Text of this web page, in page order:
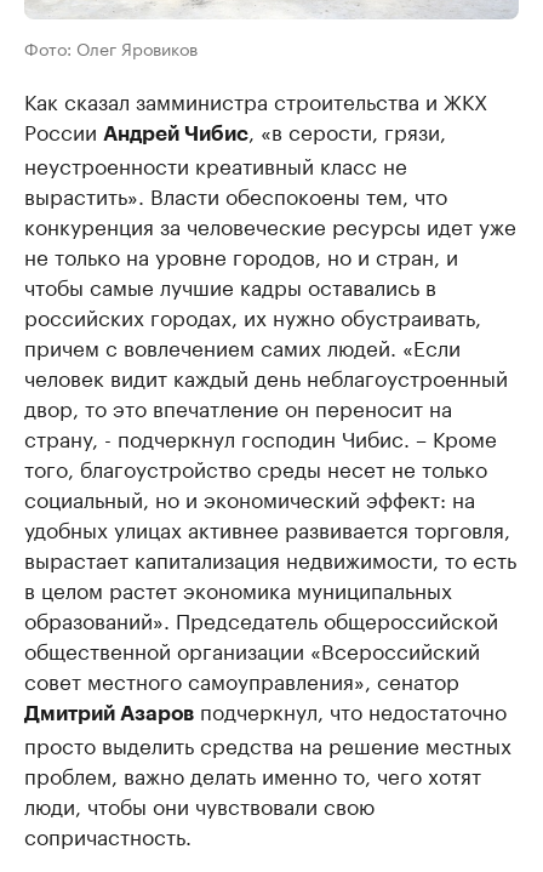
Фото: Олег Яровиков
Как сказал замминистра строительства и ЖКХ
России Андрей Чибис, «в серости, грязи,
неустроенности креативный класс не
вырастить». Власти обеспокоены тем, что
конкуренция за человеческие ресурсы идет уже
не только на уровне городов, но и стран, и
чтобы самые лучшие кадры оставались в
российских городах, их нужно обустраивать,
причем с вовлечением самих людей. «Если
человек видит каждый день неблагоустроенный
двор, то это впечатление он переносит на
страну, - подчеркнул господин Чибис. – Кроме
того, благоустройство среды несет не только
социальный, но и экономический эффект: на
удобных улицах активнее развивается торговля,
вырастает капитализация недвижимости, то есть
в целом растет экономика муниципальных
образований». Председатель общероссийской
общественной организации «Всероссийский
совет местного самоуправления», сенатор
Дмитрий Азаров подчеркнул, что недостаточно
просто выделить средства на решение местных
проблем, важно делать именно то, чего хотят
люди, чтобы они чувствовали свою
сопричастность.